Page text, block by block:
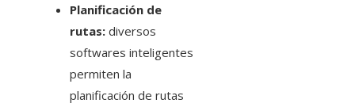
Planificación de
rutas: diversos
softwares inteligentes
permiten la
planificación de rutas